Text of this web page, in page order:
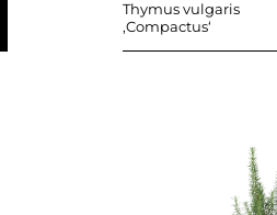
Thymus vulgaris
‚Compactus‘